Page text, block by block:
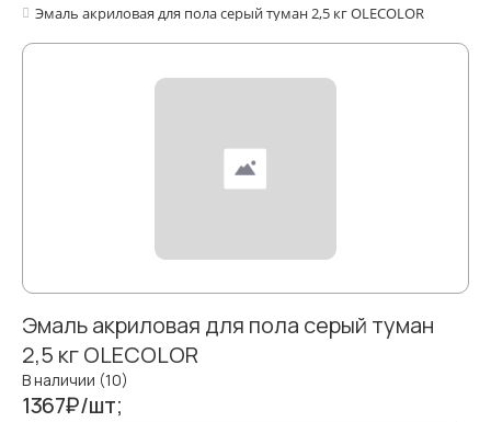
Эмаль акриловая для пола серый туман 2,5 кг OLECOLOR
Эмаль акриловая для пола серый туман
2,5 кг OLECOLOR
В наличии (10)
1367₽/шт;